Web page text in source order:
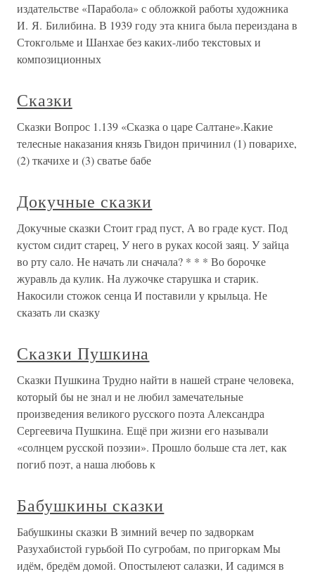
издательстве «Парабола» с обложкой работы художника
И. Я. Билибина. В 1939 году эта книга была переиздана в
Стокгольме и Шанхае без каких-либо текстовых и
композиционных
Сказки
Сказки Вопрос 1.139 «Сказка о царе Салтане».Какие
телесные наказания князь Гвидон причинил (1) поварихе,
(2) ткачихе и (3) сватье бабе
Докучные сказки
Докучные сказки Стоит град пуст, А во граде куст. Под
кустом сидит старец, У него в руках косой заяц. У зайца
во рту сало. Не начать ли сначала? * * * Во борочке
журавль да кулик. На лужочке старушка и старик.
Накосили стожок сенца И поставили у крыльца. Не
сказать ли сказку
Сказки Пушкина
Сказки Пушкина Трудно найти в нашей стране человека,
который бы не знал и не любил замечательные
произведения великого русского поэта Александра
Сергеевича Пушкина. Ещё при жизни его называли
«солнцем русской поэзии». Прошло больше ста лет, как
погиб поэт, а наша любовь к
Бабушкины сказки
Бабушкины сказки В зимний вечер по задворкам
Разухабистой гурьбой По сугробам, по пригоркам Мы
идём, бредём домой. Опостылеют салазки, И садимся в